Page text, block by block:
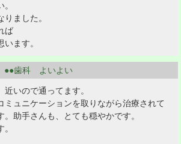
ました。
ば
ます。
●●歯科 よいよい
いので通ってます。
ミュニケーションを取りながら治療されて
助手さんも、とても穏やかです。